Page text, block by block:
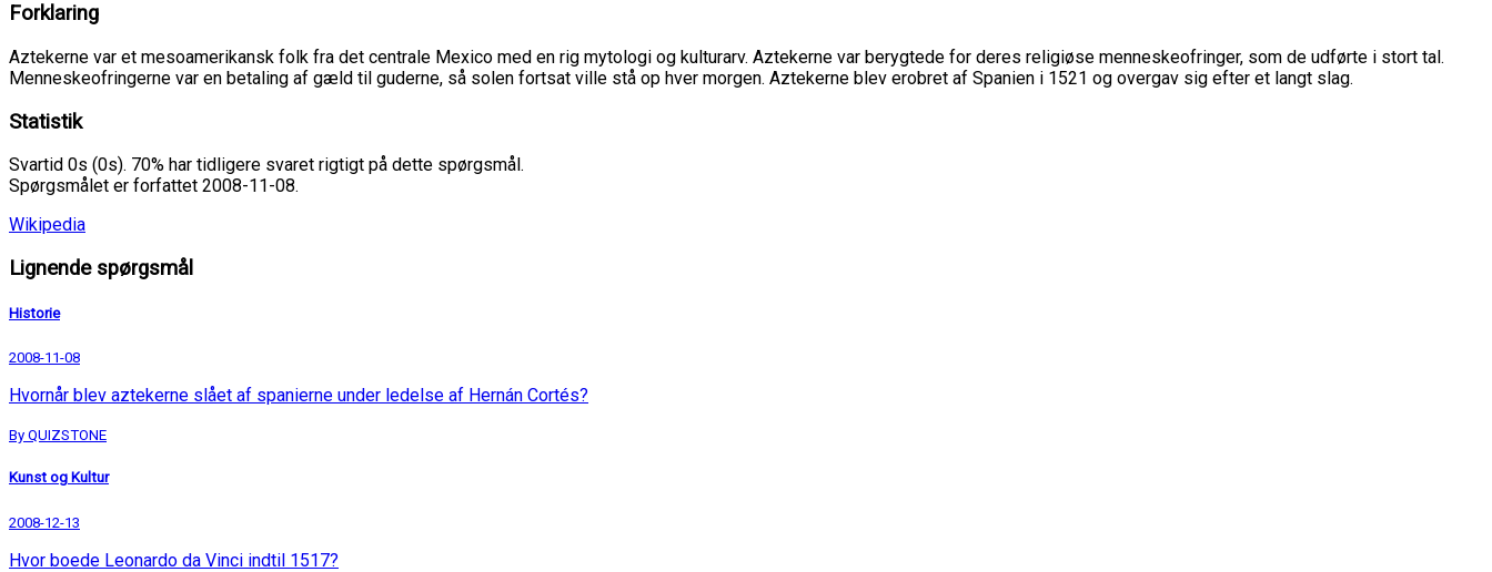
Forklaring
Aztekerne var et mesoamerikansk folk fra det centrale Mexico med en rig mytologi og kulturarv. Aztekerne var berygtede for deres religiøse menneskeofringer, som de udførte i stort tal.
Menneskeofringerne var en betaling af gæld til guderne, så solen fortsat ville stå op hver morgen. Aztekerne blev erobret af Spanien i 1521 og overgav sig efter et langt slag.
Statistik
Svartid 0s (0s). 70% har tidligere svaret rigtigt på dette spørgsmål.
Spørgsmålet er forfattet 2008-11-08.
Wikipedia
Lignende spørgsmål
Historie
2008-11-08
Hvornår blev aztekerne slået af spanierne under ledelse af Hernán Cortés?
By QUIZSTONE
Kunst og Kultur
2008-12-13
Hvor boede Leonardo da Vinci indtil 1517?